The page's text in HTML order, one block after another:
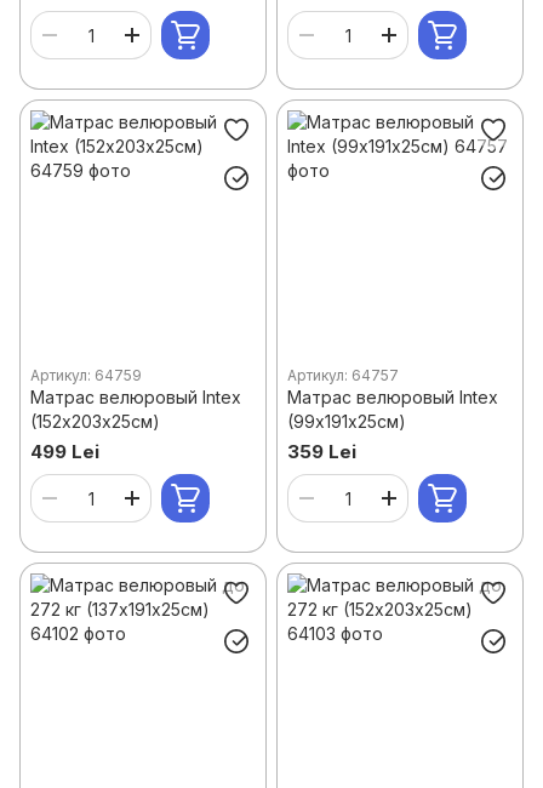
Артикул: 64759
Матрас велюровый Intex
(152х203х25см)
499 Lei
Артикул: 64757
Матрас велюровый Intex
(99х191х25см)
359 Lei